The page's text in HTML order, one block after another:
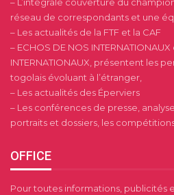
réseau de correspondants et une
– Les actualités de la FTF et la CAF
– ECHOS DE NOS
INTERNATIONAUX, présentent les
togolais évoluant à l’étranger,
– Les actualités des Éperviers
– Les conférences de presse,
portraits et dossiers, les
OFFICE
Pour toutes informations, publicités